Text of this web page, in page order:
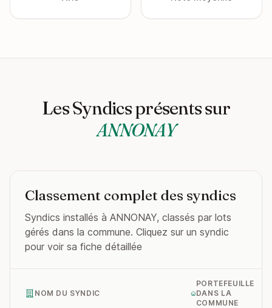
Les Syndics présents sur
ANNONAY
Classement complet des syndics
Syndics installés à ANNONAY, classés par lots
gérés dans la commune. Cliquez sur un syndic
pour voir sa fiche détaillée
NOM DU SYNDIC
PORTEFEUILLE
DANS LA
COMMUNE